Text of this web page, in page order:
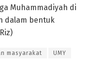
Muhammadiyah di
dalam bentuk
masyarakat UMY